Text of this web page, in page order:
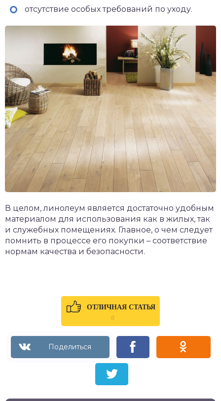
отсутствие особых требований по уходу.
В целом, линолеум является достаточно удобным
материалом для использования как в жилых, так
и служебных помещениях. Главное, о чем следует
помнить в процессе его покупки – соответствие
нормам качества и безопасности.
ОТЛИЧНАЯ СТАТЬЯ
0